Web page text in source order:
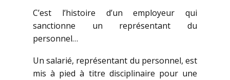
C’est l’histoire d’un employeur qui
sanctionne un représentant du
personnel…
Un salarié, représentant du personnel, est
mis à pied à titre disciplinaire pour une